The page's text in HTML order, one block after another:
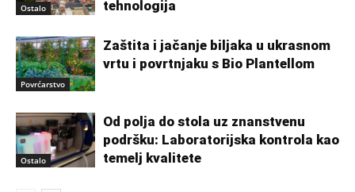
Ostalo
tehnologija
Povrćarstvo
Zaštita i jačanje biljaka u ukrasnom
vrtu i povrtnjaku s Bio Plantellom
Ostalo
Od polja do stola uz znanstvenu
podršku: Laboratorijska kontrola kao
temelj kvalitete